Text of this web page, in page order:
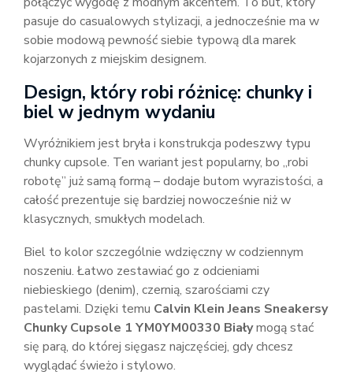
pasuje do casualowych stylizacji, a jednocześnie ma w
sobie modową pewność siebie typową dla marek
kojarzonych z miejskim designem.
Design, który robi różnicę: chunky i
biel w jednym wydaniu
Wyróżnikiem jest bryła i konstrukcja podeszwy typu
chunky cupsole. Ten wariant jest popularny, bo „robi
robotę” już samą formą – dodaje butom wyrazistości, a
całość prezentuje się bardziej nowocześnie niż w
klasycznych, smukłych modelach.
Biel to kolor szczególnie wdzięczny w codziennym
noszeniu. Łatwo zestawiać go z odcieniami
niebieskiego (denim), czernią, szarościami czy
pastelami. Dzięki temu Calvin Klein Jeans Sneakersy
Chunky Cupsole 1 YM0YM00330 Białymogą stać
się parą, do której sięgasz najczęściej, gdy chcesz
wyglądać świeżo i stylowo.